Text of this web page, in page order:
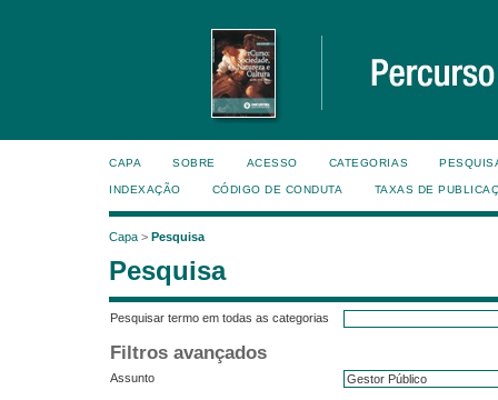
CAPA SOBRE ACESSO CATEGORIAS
INDEXAÇÃO CÓDIGO DE CONDUTA TAXAS DE
Capa > Pesquisa
Pesquisa
Pesquisar termo em todas as categorias
Filtros avançados
Assunto